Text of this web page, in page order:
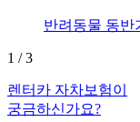
반려동물 동반
1 /3
렌터카 자차보험이
궁금하신가요?